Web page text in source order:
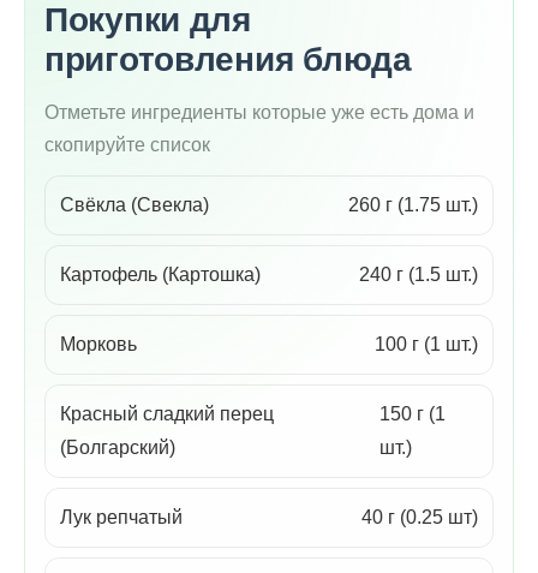
Покупки для
приготовления блюда
Отметьте ингредиенты которые уже есть дома и
скопируйте список
Свёкла (Свекла) 260 г (1.75 шт.)
Картофель (Картошка) 240 г (1.5 шт.)
Морковь 100 г (1 шт.)
Красный сладкий перец
(Болгарский)
150 г (1
шт.)
Лук репчатый 40 г (0.25 шт)